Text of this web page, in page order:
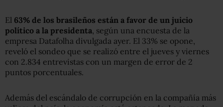
El 63% de los brasileños están a favor de un juicio
político a la presidenta , según una encuesta de la
empresa Datafolha divulgada ayer. El 33% se opone,
reveló el sondeo que se realizó entre el jueves y viernes
con 2.834 entrevistas con un margen de error de 2
puntos porcentuales.
Además del escándalo de corrupción en la compañía más